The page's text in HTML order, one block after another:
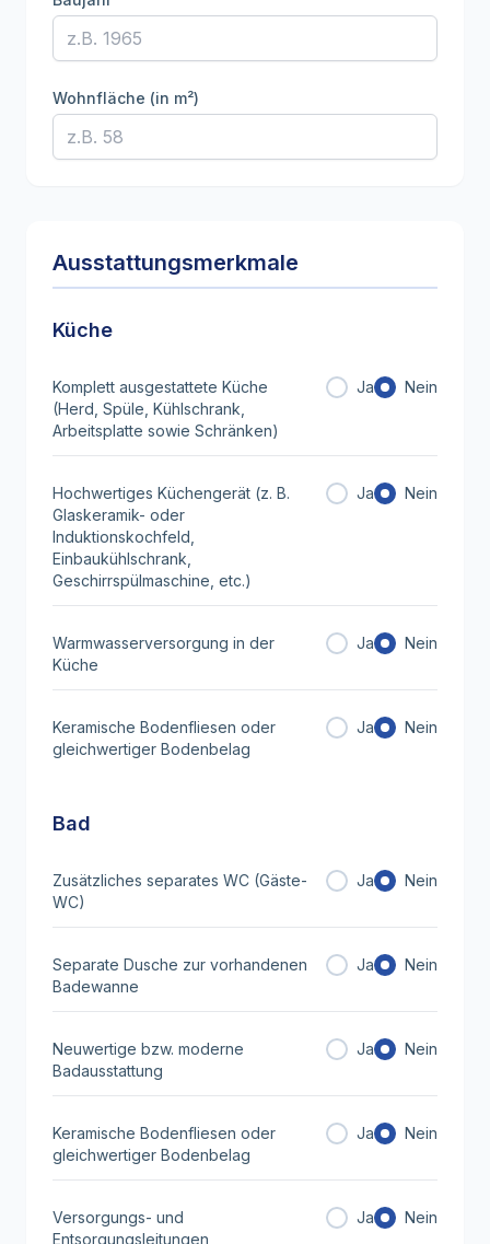
Wohnfläche (in m²)
Ausstattungsmerkmale
Küche
Komplett ausgestattete Küche
(Herd, Spüle, Kühlschrank,
Arbeitsplatte sowie Schränken)
Ja Nein
Hochwertiges Küchengerät (z. B.
Glaskeramik- oder
Induktionskochfeld,
Einbaukühlschrank,
Geschirrspülmaschine, etc.)
Ja Nein
Warmwasserversorgung in der
Küche
Ja Nein
Keramische Bodenfliesen oder
gleichwertiger Bodenbelag
Ja Nein
Bad
Zusätzliches separates WC (Gäste-
WC)
Ja Nein
Separate Dusche zur vorhandenen
Badewanne
Ja Nein
Neuwertige bzw. moderne
Badausstattung
Ja Nein
Keramische Bodenfliesen oder
gleichwertiger Bodenbelag
Ja Nein
Versorgungs- und
Entsorgungsleitungen
Ja Nein